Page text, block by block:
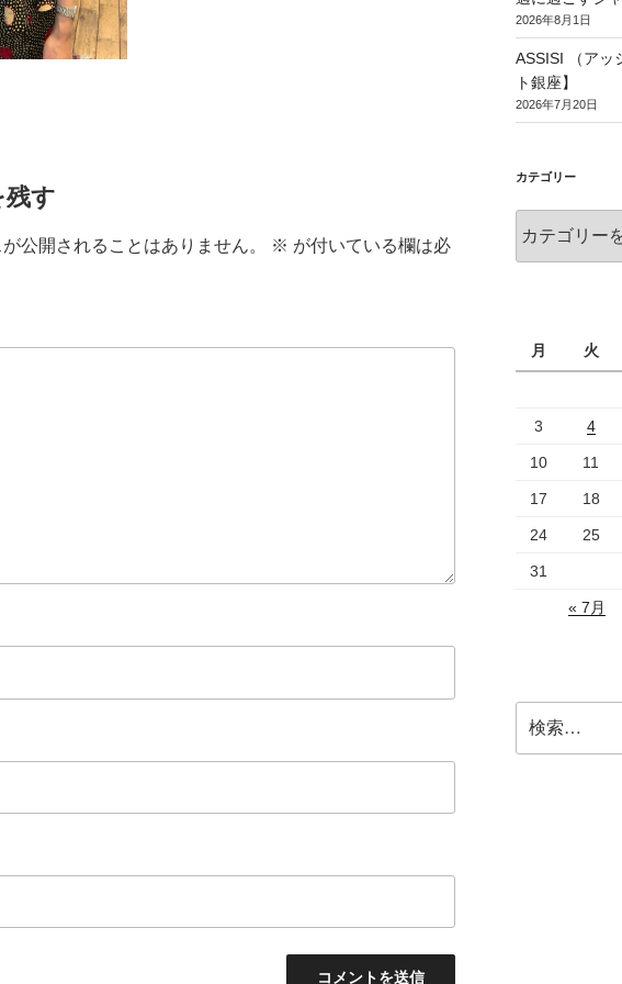
残す
公開されることはありません。 ※ が付いている欄は必
2026年8月1日
ASSISI （アッ
ト銀座】
2026年7月20日
カテゴリー
月 火
3 4
10 11
17 18
24 25
31
« 7月